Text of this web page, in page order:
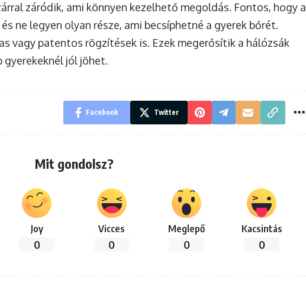
záródik, ami könnyen kezelhető megoldás. Fontos, hogy a
ne legyen olyan része, ami becsíphetné a gyerek bőrét.
vagy patentos rögzítések is. Ezek megerősítik a hálózsák
gyerekeknél jól jöhet.
Facebook Twitter
Mit gondolsz?
Joy
0
Vicces
0
Meglepő
0
Kacsintás
0